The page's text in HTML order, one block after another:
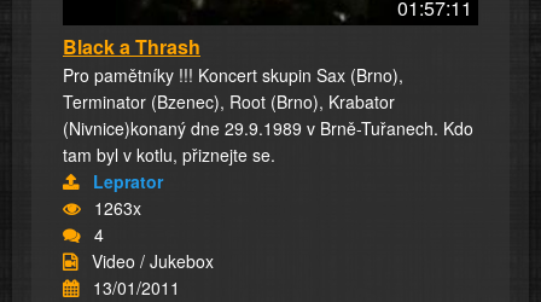
01:57:11
Black a Thrash
Pro pamětníky !!! Koncert skupin Sax (Brno),
Terminator (Bzenec), Root (Brno), Krabator
(Nivnice)konaný dne 29.9.1989 v Brně-Tuřanech. Kdo
tam byl v kotlu, přiznejte se.
Leprator
1263x
4
Video / Jukebox
13/01/2011